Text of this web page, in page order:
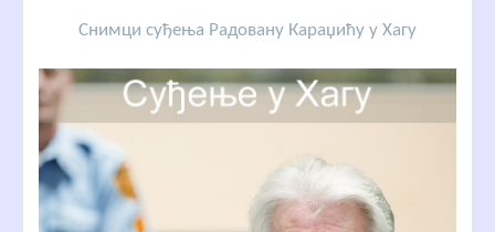
Снимци суђења Радовану Караџићу у Хагу